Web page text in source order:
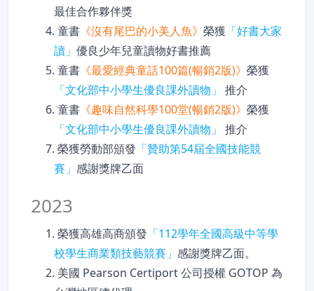
最佳合作夥伴獎
4. 童書 《沒有尾巴的小美人魚》榮獲 「好書大家
讀」優良少年兒童讀物好書推薦
5. 童書 《最愛經典童話100篇(暢銷2版)》榮獲
「文化部中小學生優良課外讀物」 推介
6. 童書 《趣味自然科學100堂(暢銷2版)》榮獲
「文化部中小學生優良課外讀物」 推介
7. 榮獲勞動部頒發 「贊助第54屆全國技能競
賽」感謝獎牌乙面
2023
1. 榮獲高雄高商頒發 「112學年全國高級中等學
校學生商業類技藝競賽」感謝獎牌乙面。
2. 美國 Pearson Certiport 公司授權 GOTOP 為